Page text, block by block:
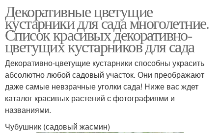
Декоративные цветущие
кустарники для сада многолетние.
Список красивых декоративно-
цветущих кустарников для сада
Декоративно-цветущие кустарники способны украсить
абсолютно любой садовый участок. Они преображают
даже самые невзрачные уголки сада! Ниже вас ждет
каталог красивых растений с фотографиями и
названиями.
Чубушник (садовый жасмин)